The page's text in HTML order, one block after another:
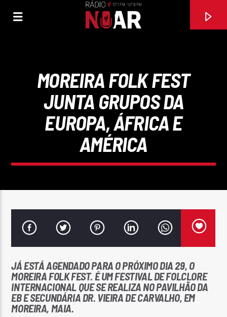
FAIXA ATUAL
97.1FM E 107.8 FM
RÁDIO NOAR
Rádio No ar
MOREIRA FOLK FEST
JUNTA GRUPOS DA
EUROPA, ÁFRICA E
AMÉRICA
JÁ ESTÁ AGENDADO PARA O PRÓXIMO DIA 29, O
MOREIRA FOLK FEST. É UM FESTIVAL DE FOLCLORE
INTERNACIONAL QUE SE REALIZA NO PAVILHÃO DA
EB E SECUNDÁRIA DR. VIEIRA DE CARVALHO, EM
MOREIRA, MAIA.